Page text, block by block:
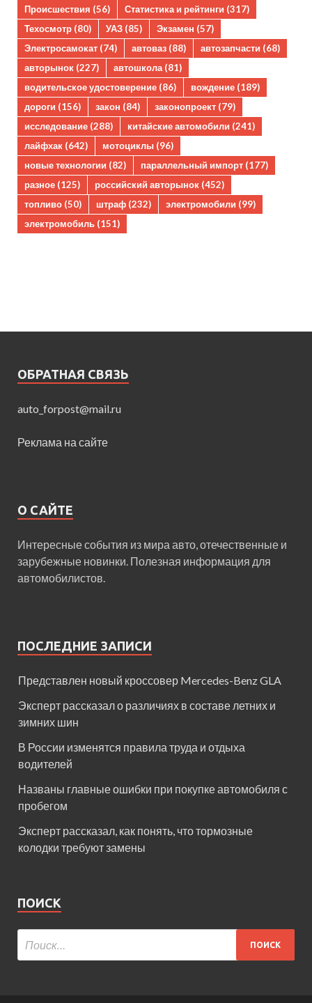
Происшествия (56) Статистика и рейтинги (317)
Техосмотр (80) УАЗ (85) Экзамен (57)
Электросамокат (74) автоваз (88) автозапчасти (68)
авторынок (227) автошкола(81)
водительское удостоверение (86) вождение (189)
дороги (156) закон (84) законопроект (79)
исследование (288) китайские автомобили (241)
лайфхак (642) мотоциклы (96)
новые технологии (82) параллельный импорт (177)
разное (125) российский авторынок (452)
топливо (50) штраф (232) электромобили (99)
электромобиль (151)
ОБРАТНАЯ СВЯЗЬ
auto_forpost@mail.ru
Реклама на сайте
О САЙТЕ
Интересные события из мира авто, отечественные и
зарубежные новинки. Полезная информация для
автомобилистов.
ПОСЛЕДНИЕ ЗАПИСИ
Представлен новый кроссовер Mercedes-Benz GLA
Эксперт рассказал о различиях в составе летних и
зимних шин
В России изменятся правила труда и отдыха
водителей
Названы главные ошибки при покупке автомобиля с
пробегом
Эксперт рассказал, как понять, что тормозные
колодки требуют замены
ПОИСК